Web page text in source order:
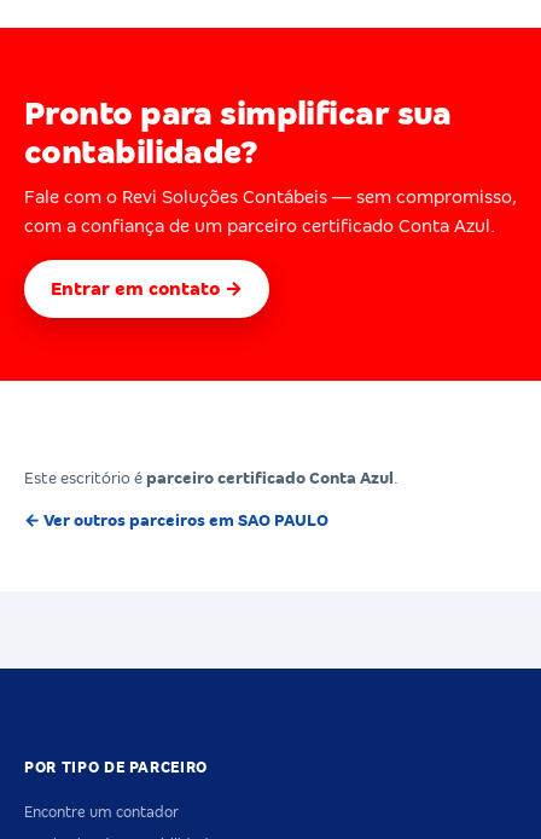
Pronto para simplificar sua
contabilidade?
Fale com o Revi Soluções Contábeis — sem compromisso,
com a confiança de um parceiro certificado Conta Azul.
Entrar em contato →
Este escritório é parceiro certificado Conta Azul
← Ver outros parceiros em SAO PAULO
POR TIPO DE PARCEIRO
Encontre um contador